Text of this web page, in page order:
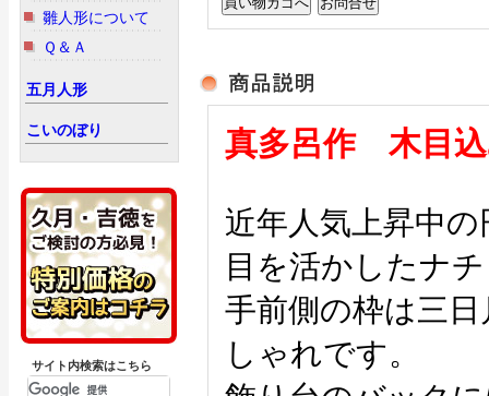
雛人形について
Ｑ＆Ａ
五月人形
こいのぼり
サイト内検索はこちら
真多呂作 木目込
近年人気上昇中
目を活かしたナ
手前側の枠は三
しゃれです。